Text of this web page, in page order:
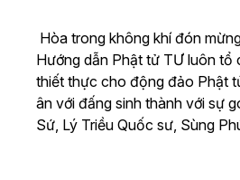
Hòa trong không khí đón
Hướng dẫn Phật tử TƯ luôn tổ
thiết thực cho động đảo Phật
ân với đấng sinh thành với sự
Sứ, Lý Triều Quốc sư, Sùng